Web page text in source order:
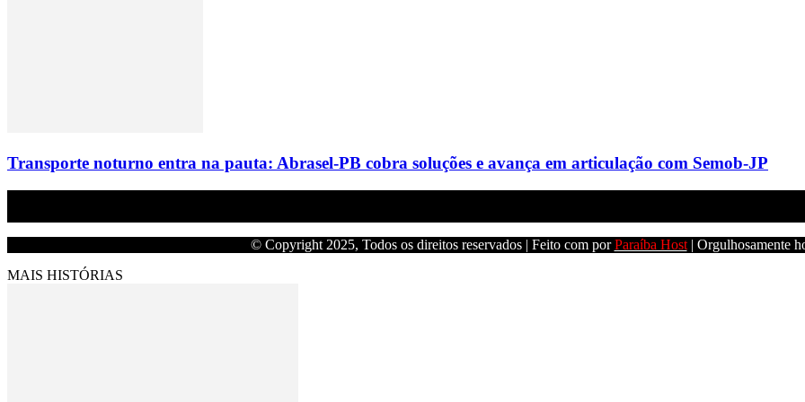
Transporte noturno entra na pauta: Abrasel-PB cobra soluções e avança em articulação com Semob-JP
© Copyright 2025, Todos os direitos reservados | Feito com porParaíba Host| Orgulhosamente
MAIS HISTÓRIAS